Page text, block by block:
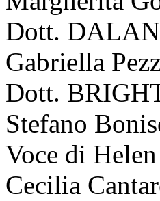
Dott.
Gabriella
Dott.
Stefano
Voce di
Cecilia